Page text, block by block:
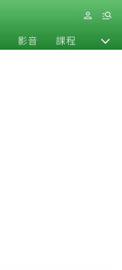
影音 課程 退休